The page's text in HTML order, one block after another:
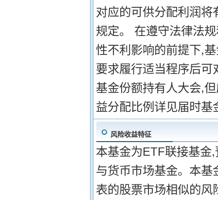
对应的可供分配利润
规定。 在遵守法律法
性不利影响的前提下,
要求履行适当程序后
基金份额持有人大会,
益分配比例详见届时
风险收益特征
本基金为ETF联接基金
与货币市场基金。本
表的股票市场相似的风